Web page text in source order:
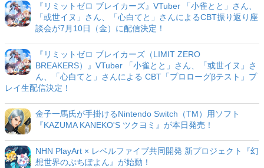
『リミットゼロ ブレイカーズ』VTuber 「小雀とと」さん、
「或世イヌ」さん、「心白てと」さんによるCBT振り返り座
談会が7月10日（金）に配信決定！
『リミットゼロ ブレイカーズ（LIMIT ZERO
BREAKERS）』VTuber 「小雀とと」さん、「或世イヌ」さ
ん、「心白てと」さんによる CBT「プロローグβテスト」プ
レイ生配信決定！
金子一馬氏が手掛けるNintendo Switch（TM）用ソフト
『KAZUMA KANEKO'S ツクヨミ』が本日発売！
NHN PlayArt × レベルファイブ共同開発 新プロジェクト『幻
想世界のぷちぽよん』が始動！